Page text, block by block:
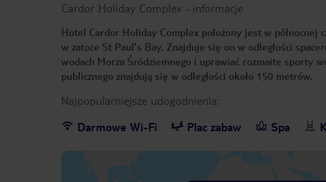
Cardor Holiday Complex - informacje
Hotel Cardor Holiday Complex położony jest w
w zatoce St Paul's Bay. Znajduje się on w odległości
wodach Morza Śródziemnego i uprawiać rozmaite sporty
publicznego znajdują się w odległości około 150 metrów.
Najpopularniejsze udogodnienia:
Darmowe Wi-Fi
Plac zabaw Spa